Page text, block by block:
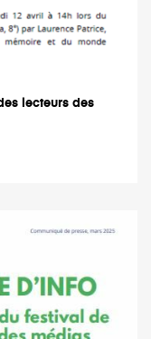
lecteurs des